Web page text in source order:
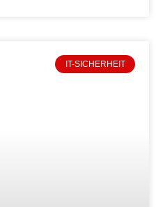
IT-SICHERHEIT